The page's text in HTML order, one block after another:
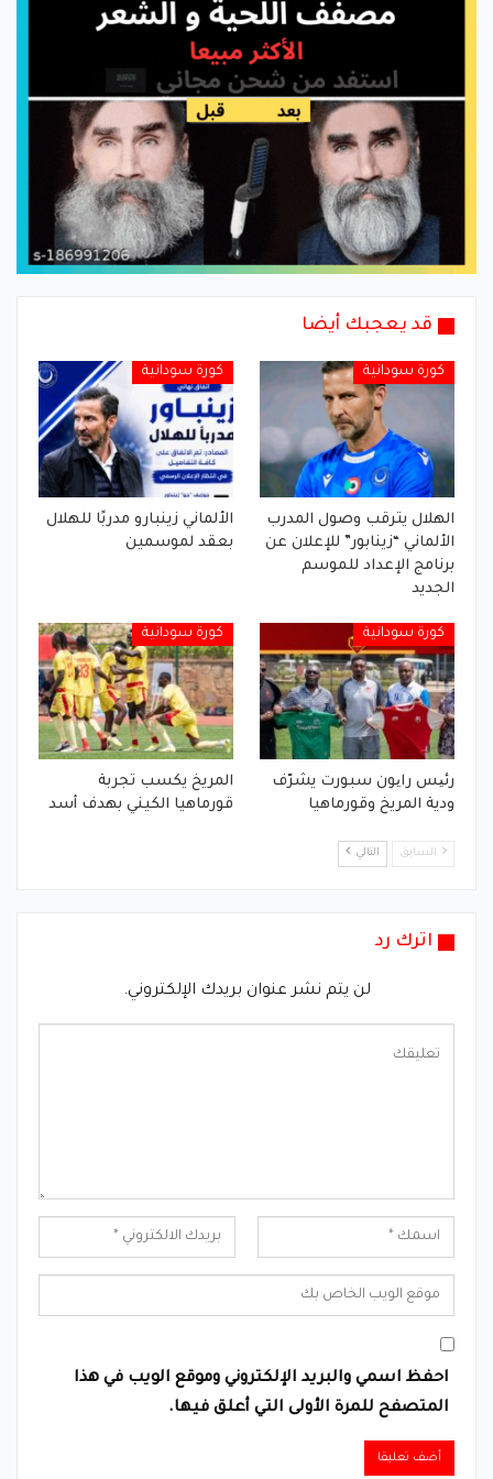
قد يعجبك أيضا
كورة سودانية
الهلال يترقب وصول المدرب
الألماني “زينابور” للإعلان عن
برنامج الإعداد للموسم
الجديد
كورة سودانية
الألماني زينبارو مدربًا للهلال
بعقد لموسمين
كورة سودانية
رئیس رایون سبورت يشرّف
ودية المريخ وقورماهيا
كورة سودانية
المريخ يكسب تجربة
قورماهيا الكيني بهدف أسد
السابق التالي
اترك رد
لن يتم نشر عنوان بريدك الإلكتروني.
احفظ اسمي والبريد الإلكتروني وموقع الويب في هذا
المتصفح للمرة الأولى التي أعلق فيها.